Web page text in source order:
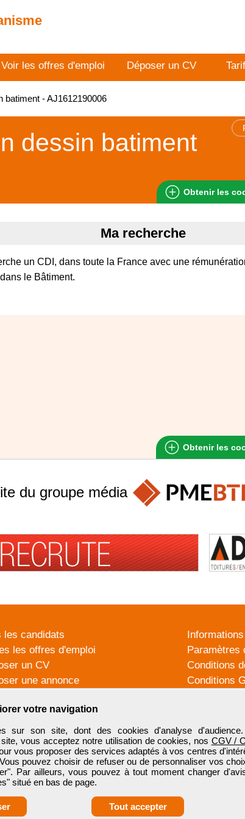
Voir les offres d'emploi Déposer un CV Tarif
batiment - AJ1612190006
dessin batiment
Obtenir les
Ma recherche
un CDI, dans toute la France avec une
le Bâtiment.
Obtenir les
votre navigation
sur son site, dont des cookies d'analyse
vous acceptez notre utilisation de cookies, nos CGV /
vous proposer des services adaptés à vos centres
pouvez choisir de refuser ou de personnaliser vos
Par ailleurs, vous pouvez à tout moment changer
situé en bas de page.
Tout accepter
du groupe média
les candidats
les offres d'emploi
un CV
une annonce
Paramètres
Conditions
Conditions